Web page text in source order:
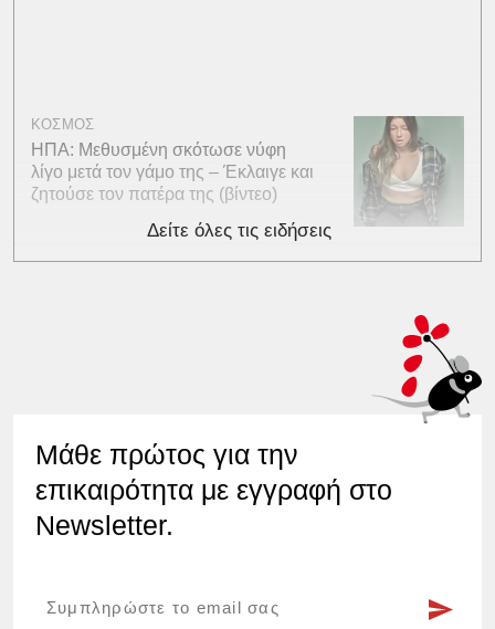
ΚΟΣΜΟΣ
ΗΠΑ: Μεθυσμένη σκότωσε νύφη
λίγο μετά τον γάμο της – Έκλαιγε και
ζητούσε τον πατέρα της (βίντεο)
Δείτε όλες τις ειδήσεις
Μάθε πρώτος για την
επικαιρότητα με εγγραφή στο
Newsletter.